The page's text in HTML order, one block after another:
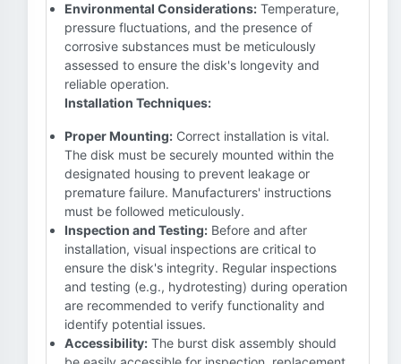
Environmental Considerations: Temperature,
pressure fluctuations, and the presence of
corrosive substances must be meticulously
assessed to ensure the disk's longevity and
reliable operation.
Installation Techniques:
Proper Mounting: Correct installation is vital.
The disk must be securely mounted within the
designated housing to prevent leakage or
premature failure. Manufacturers' instructions
must be followed meticulously.
Inspection and Testing: Before and after
installation, visual inspections are critical to
ensure the disk's integrity. Regular inspections
and testing (e.g., hydrotesting) during operation
are recommended to verify functionality and
identify potential issues.
Accessibility: The burst disk assembly should